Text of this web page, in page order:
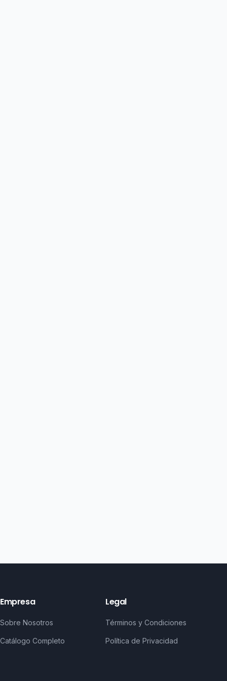
Empresa
Sobre Nosotros
Catálogo Completo
Legal
Términos y Condiciones
Política de Privacidad